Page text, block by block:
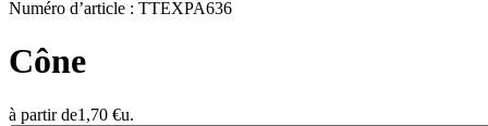
Numéro d’article : TTEXPA636
Cône
à partir de1,70 €u.